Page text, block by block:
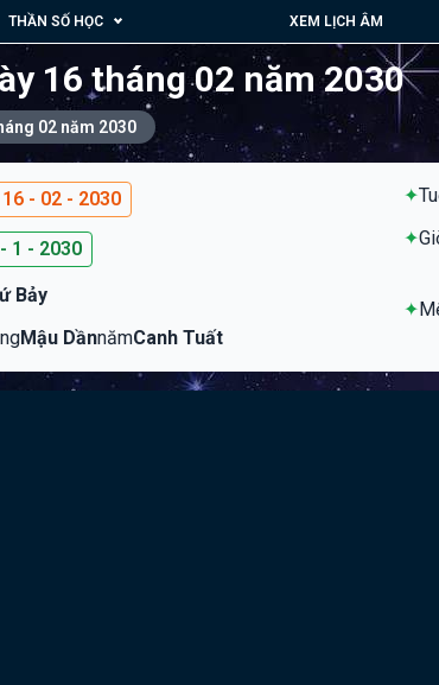
THẦN SỐ HỌC XEM LỊCH ÂM
16 tháng 02 năm 2030
02 năm 2030
16 - 02 - 2030
1 - 2030
Bảy
Mậu DầnnămCanh Tuất
✦
✦
✦